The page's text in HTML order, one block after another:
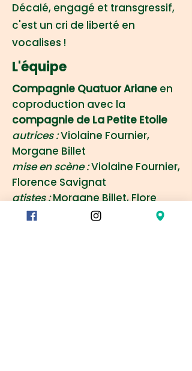
Décalé, engagé et transgressif,
c'est un cri de liberté en
vocalises !
L'équipe
Compagnie Quatuor Ariane en
coproduction avec la
compagnie de La Petite Etoile
autrices :Violaine Fournier,
Morgane Billet
mise en scène :Violaine Fournier,
Florence Savignat
atistes :Morgane Billet, Flore
Fruchart, Agathe Trébucq,